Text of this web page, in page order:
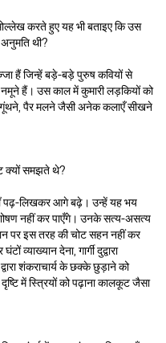
करते हुए यह भी बताइए कि उस
थी?
हैं जिन्हें बड़े-बड़े पुरुष कवियों से
नमूने हैं। उस काल में कुमारी लड़कियों को
गूंथने, पैर मलने जैसी अनेक कलाएँ सीखने
क्यों समझते थे?
पढ़-लिखकर आगे बढ़े। उन्हें यह भय
नहीं कर पाएँगे। उनके सत्य-असत्य
पर इस तरह की चोट सहन नहीं कर
व्याख्यान देना, गार्गी दुद्वारा
द्वारा शंकराचार्य के छक्के छुड़ाने को
में स्त्रियों को पढ़ाना कालकूट जैसा